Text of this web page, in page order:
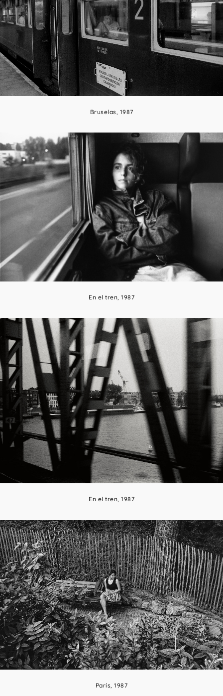
Bruselas, 1987
En el tren, 1987
En el tren, 1987
París, 1987